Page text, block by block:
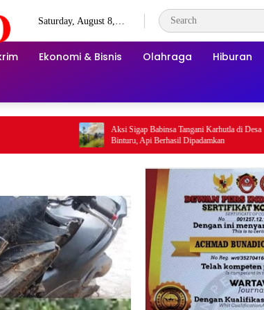
Saturday, August 8,
Ekonomi & Bisnis Olahraga Hiburan
Aksi Sigap Babinsa Tangani Karhutla di Desa
Binturu, Api Berhasil Dipadamkan